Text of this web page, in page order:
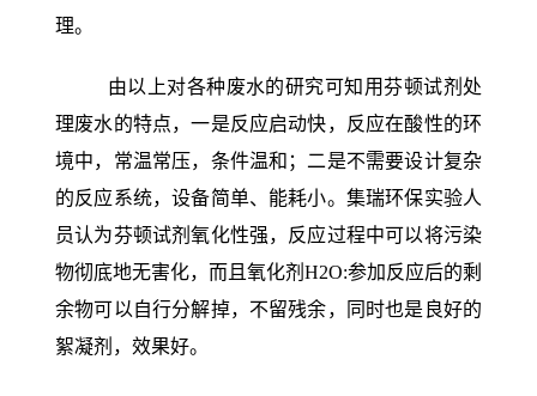
理。
由以上对各种废水的研究可知用芬顿试剂处
理废水的特点，一是反应启动快，反应在酸性的环
境中，常温常压，条件温和；二是不需要设计复杂
的反应系统，设备简单、能耗小。集瑞环保实验人
员认为芬顿试剂氧化性强，反应过程中可以将污染
物彻底地无害化，而且氧化剂H2O:参加反应后的剩
余物可以自行分解掉，不留残余，同时也是良好的
絮凝剂，效果好。